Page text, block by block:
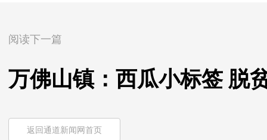
阅读下一篇
万佛山镇：西瓜小标签 脱
返回通道新闻网首页